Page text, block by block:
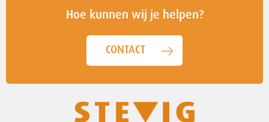
Hoe kunnen wij je helpen?
CONTACT